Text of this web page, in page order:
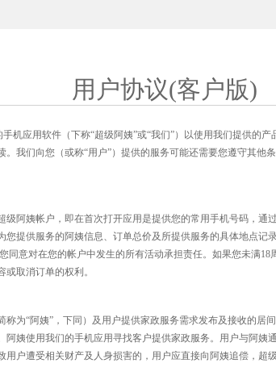
用户协议(客户版)
机应用软件（下称“超级阿姨”或“我们”）以使用我们提供的
我们向您（或称“用户”）提供的服务可能还需要您遵守其他
级阿姨帐户，即在首次打开应用是提供您的常用手机号码，通
您提供服务的阿姨信息、订单总价及所提供服务的具体地点
同意对在您的帐户中发生的所有活动承担责任。如果您未满
取消订单的权利。
为“阿姨”，下同）及用户提供家政服务需求发布及接收的居
姨使用我们的手机应用寻找客户提供家政服务。用户与阿姨
户遭受相关财产及人身损害的，用户应直接向阿姨追偿，超